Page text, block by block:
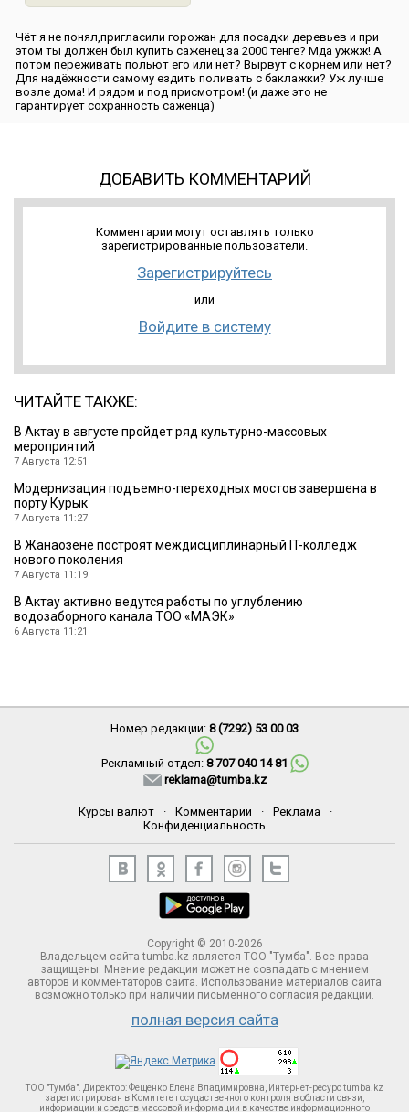
Чёт я не понял,пригласили горожан для посадки деревьев и при
этом ты должен был купить саженец за 2000 тенге? Мда ужжж! А
потом переживать польют его или нет? Вырвут с корнем или нет?
Для надёжности самому ездить поливать с баклажки? Уж лучше
возле дома! И рядом и под присмотром! (и даже это не
гарантирует сохранность саженца)
ДОБАВИТЬ КОММЕНТАРИЙ
Комментарии могут оставлять только
зарегистрированные пользователи.
Зарегистрируйтесь
или
Войдите в систему
ЧИТАЙТЕ ТАКЖЕ:
В Актау в августе пройдет ряд культурно-массовых
мероприятий
7 Августа 12:51
Модернизация подъемно-переходных мостов завершена в
порту Курык
7 Августа 11:27
В Жанаозене построят междисциплинарный IT-колледж
нового поколения
7 Августа 11:19
В Актау активно ведутся работы по углублению
водозаборного канала ТОО «МАЭК»
6 Августа 11:21
Номер редакции: 8 (7292) 53 00 03
Рекламный отдел: 8 707 040 14 81
reklama@tumba.kz
Курсы валют · Комментарии · Реклама
·
Конфиденциальность
Copyright © 2010-2026
Владельцем сайта tumba.kz является ТОО "Тумба". Все права
защищены. Мнение редакции может не совпадать с мнением
авторов и комментаторов сайта. Использование материалов сайта
возможно только при наличии письменного согласия редакции.
полная версия сайта
ТОО "Тумба". Директор: Фещенко Елена Владимировна, Интернет-ресурс tumba.kz
зарегистрирован в Комитете госудаственного контроля в области связи,
информации и средств массовой информации в качестве информационного